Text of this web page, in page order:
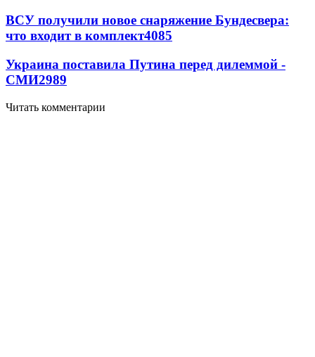
ВСУ получили новое снаряжение Бундесвера:
что входит в комплект4085
Украина поставила Путина перед дилеммой -
СМИ2989
Читать комментарии